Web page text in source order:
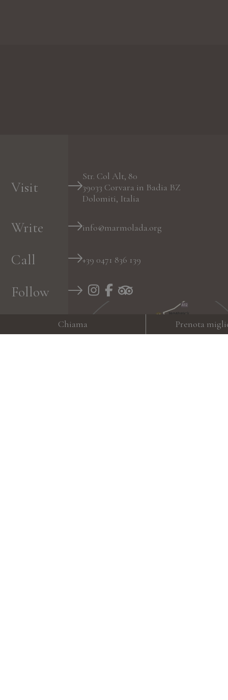
Visit
Str. Col Alt, 80
39033 Corvara in Badia BZ
Dolomiti, Italia
Write info@marmolada.org
Call +39 0471 836 139
Follow
Chiama Prenota